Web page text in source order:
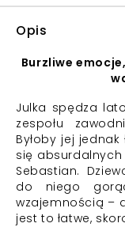
Opis
Burzliwe
Julka spędza
zespołu
Byłoby jej
się absurdalnych
Sebastian.
do niego
wzajemnością –
jest to łatwe,